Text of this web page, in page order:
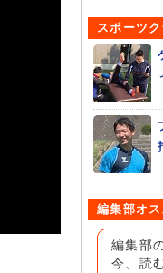
スポーツ
編集部オス
編集部
今、読